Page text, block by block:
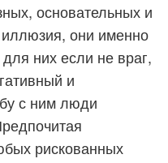
основательных и
иллюзия, они именно
них если не враг,
и
с ним люди
рискованных